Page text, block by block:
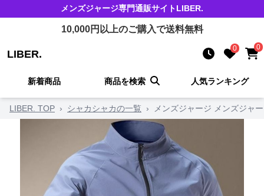
メンズジャージ専門通販サイトLIBER.
10,000円以上のご購入で送料無料
LIBER. 0 0
新着商品 商品を検索 人気ランキング
LIBER. TOP › シャカシャカの一覧 › メンズジャージ メンズジャ